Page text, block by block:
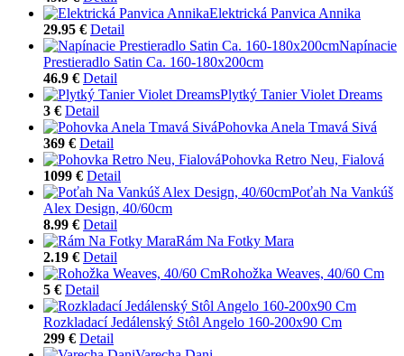
Elektrická Panvica Annika
29.95 € Detail
Napínacie
Prestieradlo Satin Ca. 160-180x200cm
46.9 € Detail
Plytký Tanier Violet Dreams
3 € Detail
Pohovka Anela Tmavá Sivá
369 € Detail
Pohovka Retro Neu, Fialová
1099 € Detail
Poťah Na Vankúš
Alex Design, 40/60cm
8.99 € Detail
Rám Na Fotky Mara
2.19 € Detail
Rohožka Weaves, 40/60 Cm
5 € Detail
Rozkladací Jedálenský Stôl Angelo 160-200x90 Cm
299 € Detail